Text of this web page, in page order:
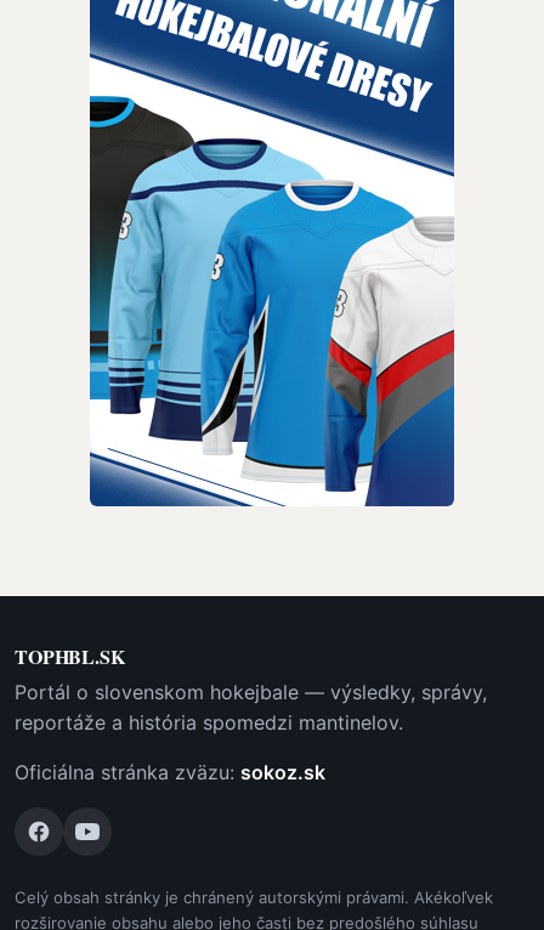
TOPHBL.SK
Portál o slovenskom hokejbale — výsledky, správy,
reportáže a história spomedzi mantinelov.
Oficiálna stránka zväzu: sokoz.sk
Celý obsah stránky je chránený autorskými právami. Akékoľvek
rozširovanie obsahu alebo jeho časti bez predošlého súhlasu